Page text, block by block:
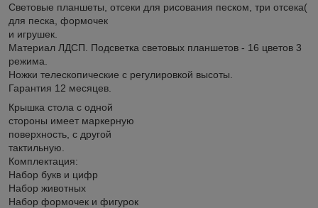
Световые планшеты, отсеки для рисования песком, три отсека(
для песка, формочек
и игрушек.
Материал ЛДСП. Подсветка световых планшетов - 16 цветов 3
режима.
Ножки телескопические c регулировкой высоты.
Гарантия 12 месяцев.
Крышка стола с одной
стороны имеет маркерную
поверхность, с другой
тактильную.
Комплектация:
Набор букв и цифр
Набор животных
Набор формочек и фигурок